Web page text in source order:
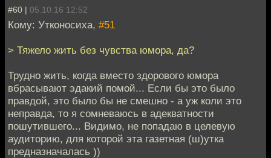
#60 | 05.10.16 12:52
Кому: Утконосиха, #51
> Тяжело жить без чувства юмора, да?
Трудно жить, когда вместо здорового юмора
вбрасывают эдакий помой... Если бы это было
правдой, это было бы не смешно - а уж коли это
неправда, то я сомневаюсь в адекватности
пошутившего... Видимо, не попадаю в целевую
аудиторию, для которой эта газетная (ш)утка
предназначалась ))